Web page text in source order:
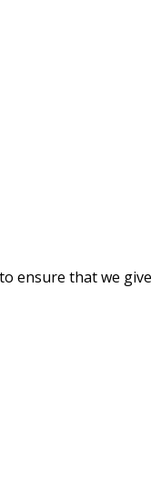
ensure that we